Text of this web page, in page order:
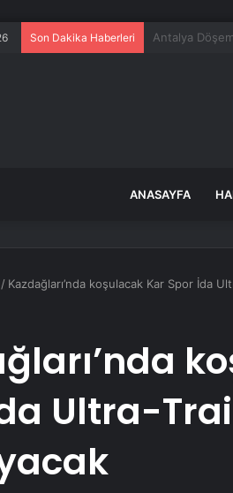
Son Dakika Haberleri Evine tadilat
ANASAYFA
/ Kazdağları’nda koşulacak Kar Spor İda
Ultra-